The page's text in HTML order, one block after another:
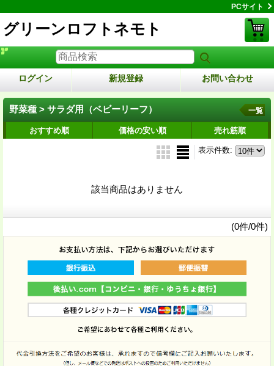
PCサイト
グリーンロフトネモト
ログイン 新規登録 お問い合わせ
野菜種 > サラダ用（ベビーリーフ） 一覧
おすすめ順 価格の安い順 売れ筋順
表示件数:
該当商品はありません
(0件/0件)